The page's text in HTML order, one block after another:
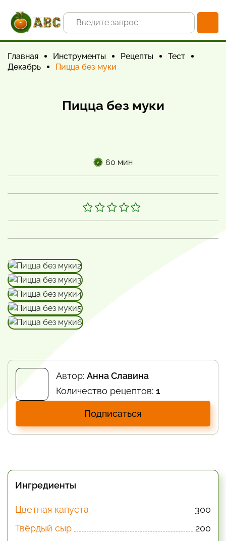
Главная Инструменты Рецепты
Тест
Декабрь
Пицца без муки
Пицца без муки
60 мин
Автор: Анна Славина
Количество рецептов: 1
Подписаться
Ингредиенты
Цветная капуста
300
Твёрдый сыр
200